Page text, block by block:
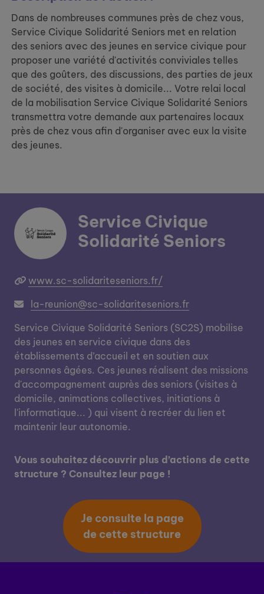
Dans de nombreuses communes près de chez vous,
Service Civique Solidarité Seniors met en relation
des seniors avec des jeunes en service civique pour
proposer une variété d'activités conviviales telles
que des goûters, des discussions, des parties de jeux
de société, des visites à domicile... Votre relai local
de la mobilisation Service Civique Solidarité Seniors
transmettra votre demande aux partenaires locaux
près de chez vous afin d'organiser avec eux la visite
des jeunes.
Service Civique
Solidarité Seniors
www.sc-solidariteseniors.fr/
la-reunion@sc-solidariteseniors.fr
Service Civique Solidarité Seniors (SC2S) mobilise
des jeunes en service civique dans des
établissements d’accueil et en soutien aux
personnes âgées. Ces jeunes réalisent des missions
d'accompagnement auprès des seniors (visites à
domicile, animations collectives, initiations à
l'informatique... ) qui visent à recréer du lien et
maintenir leur autonomie.
Vous souhaitez découvrir plus d’actions de cette
structure ? Consultez leur page !
Je consulte la page
de cette structure